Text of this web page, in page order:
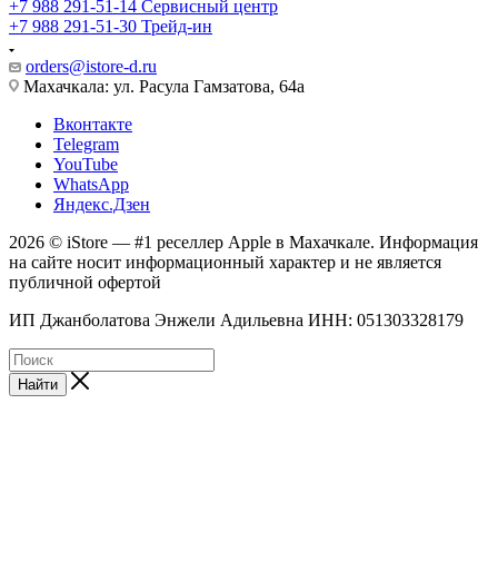
+7 988 291-51-14 Сервисный центр
+7 988 291-51-30 Трейд-ин
orders@istore-d.ru
Махачкала: ул. Расула Гамзатова, 64а
Вконтакте
Telegram
YouTube
WhatsApp
Яндекс.Дзен
2026 © iStore — #1 реселлер Apple в Махачкале. Информация
на сайте носит информационный характер и не является
публичной офертой
ИП Джанболатова Энжели Адильевна ИНН: 051303328179
Найти